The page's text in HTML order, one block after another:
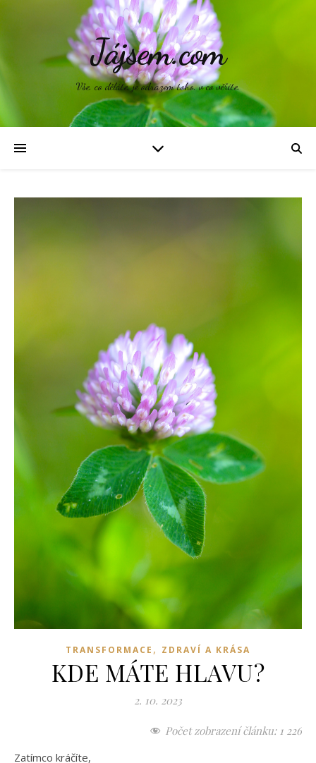
Jájsem.com
Vše, co děláte, je odrazem toho, v co věříte.
TRANSFORMACE , ZDRAVÍ A KRÁSA
KDE MÁTE HLAVU?
2. 10. 2023
Počet zobrazení článku: 1 226
Zatímco kráčíte,